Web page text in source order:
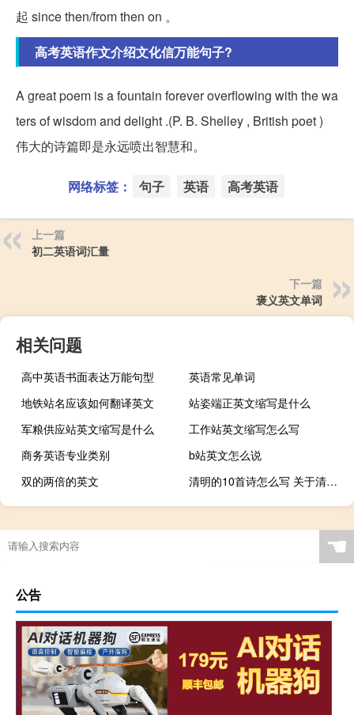
起 since then/from then on 。
高考英语作文介绍文化信万能句子?
A great poem is a fountain forever overflowing with the wa
ters of wisdom and delight .(P. B. Shelley , British poet )
伟大的诗篇即是永远喷出智慧和。
网络标签： 句子 英语 高考英语
上一篇
初二英语词汇量
下一篇
褒义英文单词
相关问题
高中英语书面表达万能句型
英语常见单词
地铁站名应该如何翻译英文
站姿端正英文缩写是什么
军粮供应站英文缩写是什么
工作站英文缩写怎么写
商务英语专业类别
b站英文怎么说
双的两倍的英文
清明的10首诗怎么写 关于清明的诗句古诗
☚
公告